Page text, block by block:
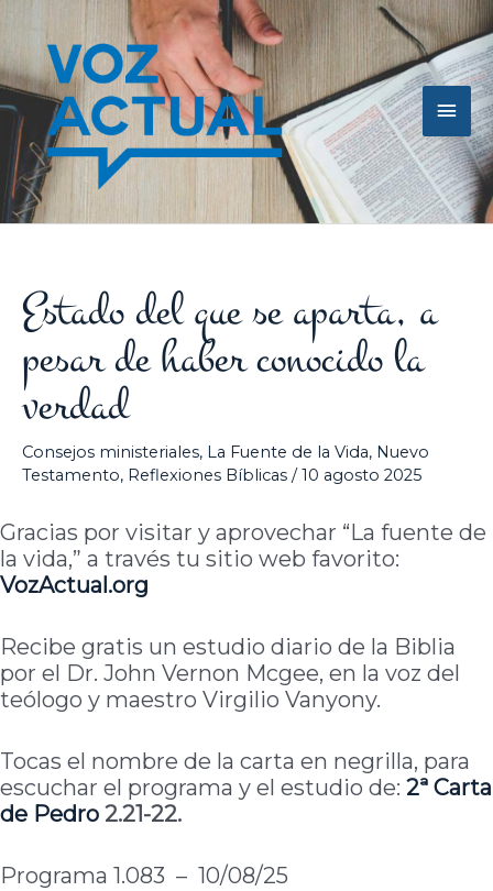
contenido
Estado del que se aparta, a
pesar de haber conocido la
verdad
Consejos ministeriales, La Fuente de la Vida, Nuevo
Testamento, Reflexiones Bíblicas /10 agosto 2025
Gracias por visitar y aprovechar “La fuente de
la vida,” a través tu sitio web favorito:
VozActual.org
Recibe gratis un estudio diario de la Biblia
por el Dr. John Vernon Mcgee, en la voz del
teólogo y maestro Virgilio Vanyony.
Tocas el nombre de la carta en negrilla, para
escuchar el programa y el estudio de: 2ª Carta
de Pedro 2.21-22.
Programa 1.083 – 10/08/25